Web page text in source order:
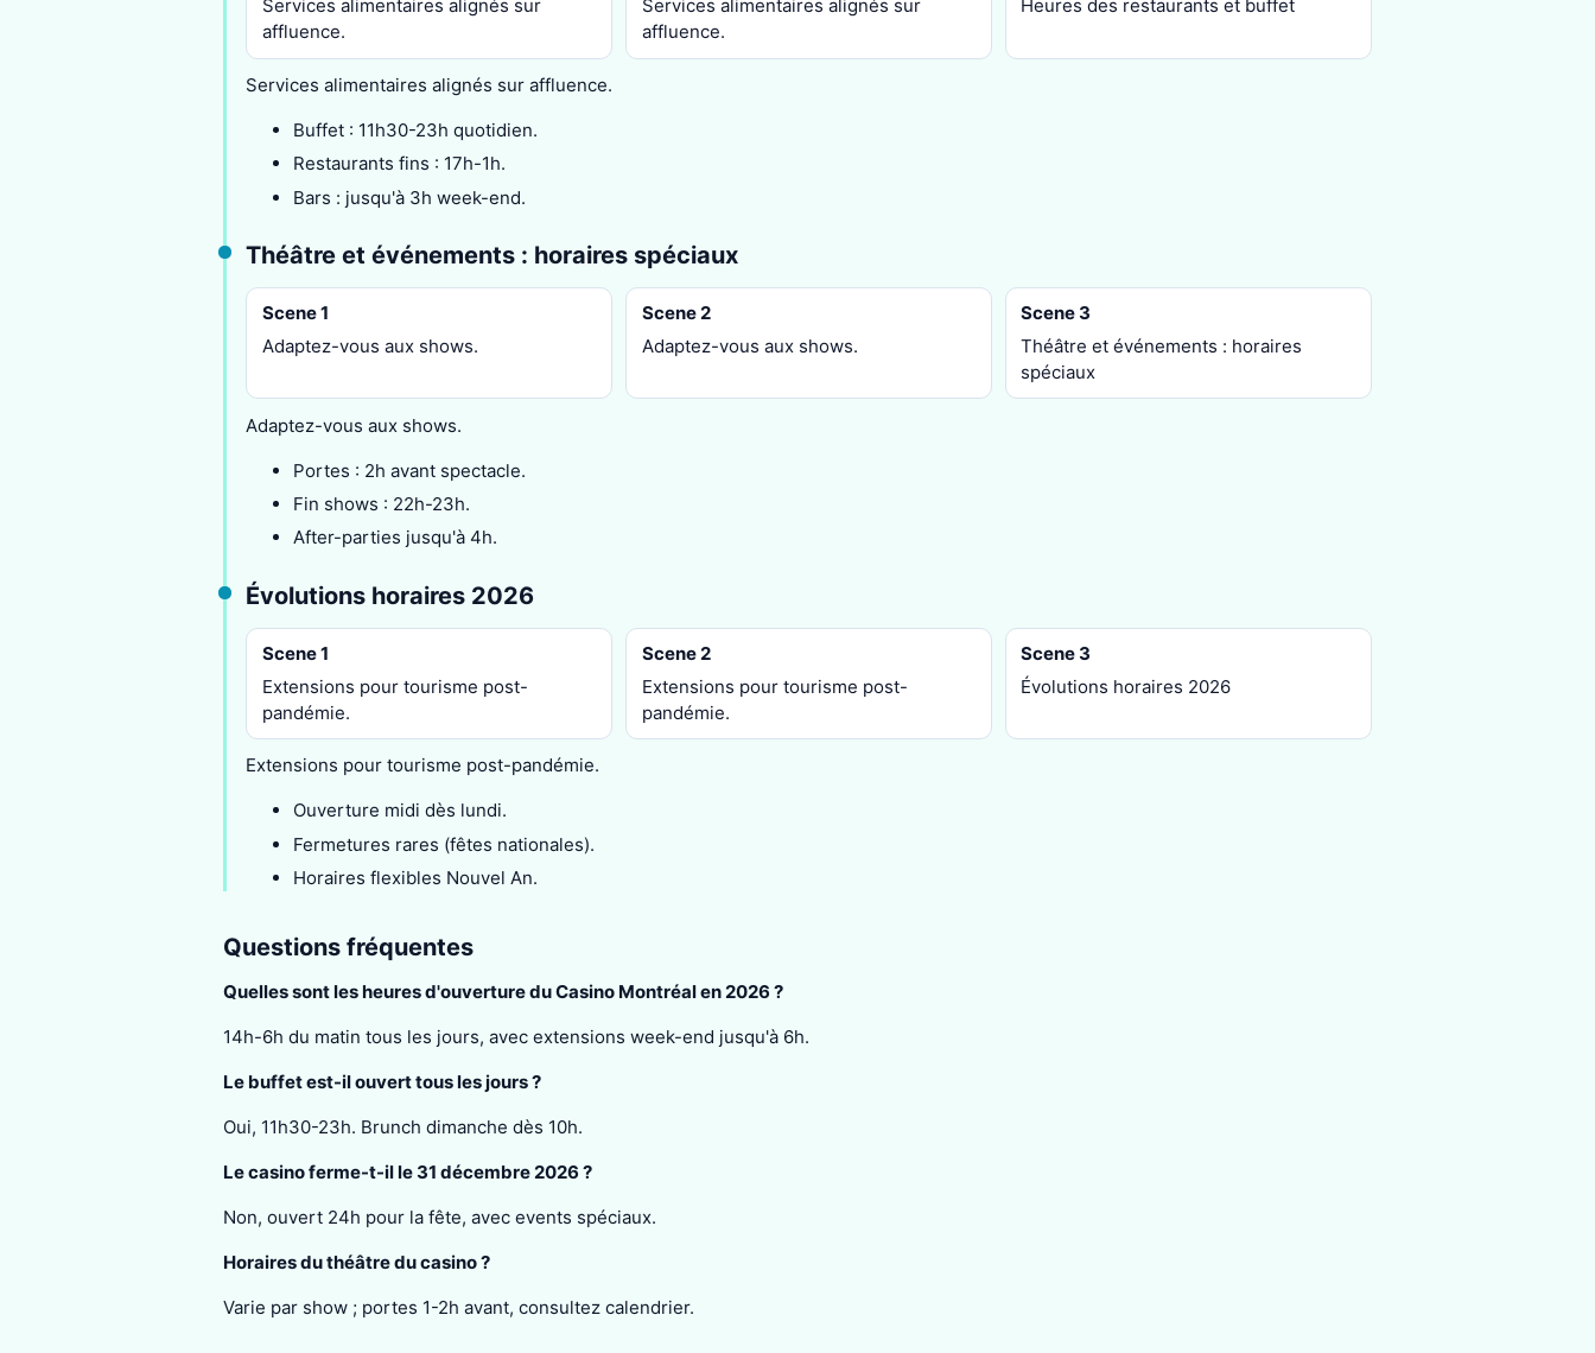
Services alimentaires alignés sur
affluence.
Services alimentaires alignés sur
affluence.
Heures des restaurants et buffet
Services alimentaires alignés sur affluence.
Buffet : 11h30-23h quotidien.
Restaurants fins : 17h-1h.
Bars : jusqu'à 3h week-end.
Théâtre et événements : horaires spéciaux
Scene 1
Adaptez-vous aux shows.
Scene 2
Adaptez-vous aux shows.
Scene 3
Théâtre et événements : horaires
spéciaux
Adaptez-vous aux shows.
Portes : 2h avant spectacle.
Fin shows : 22h-23h.
After-parties jusqu'à 4h.
Évolutions horaires 2026
Scene 1
Extensions pour tourisme post-
pandémie.
Scene 2
Extensions pour tourisme post-
pandémie.
Scene 3
Évolutions horaires 2026
Extensions pour tourisme post-pandémie.
Ouverture midi dès lundi.
Fermetures rares (fêtes nationales).
Horaires flexibles Nouvel An.
Questions fréquentes
Quelles sont les heures d'ouverture du Casino Montréal en 2026 ?
14h-6h du matin tous les jours, avec extensions week-end jusqu'à 6h.
Le buffet est-il ouvert tous les jours ?
Oui, 11h30-23h. Brunch dimanche dès 10h.
Le casino ferme-t-il le 31 décembre 2026 ?
Non, ouvert 24h pour la fête, avec events spéciaux.
Horaires du théâtre du casino ?
Varie par show ; portes 1-2h avant, consultez calendrier.